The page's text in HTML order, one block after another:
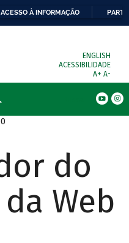
ACESSO À INFORMAÇÃO
ENGLISH
ACESSIBILIDADE
A+ A-
do
Web